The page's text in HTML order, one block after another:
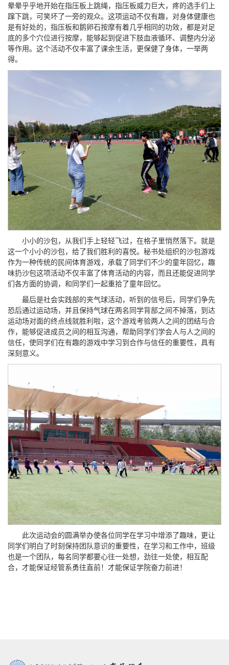
晕晕乎乎地开始在指压板上跳绳，指压板威力巨大，疼的选手们上
蹿下跳，可笑坏了一旁的观众。这项运动不仅有趣，对身体健康也
是有好处的，指压板和鹅卵石按摩有着几乎相同的功效，都是对足
底的多个穴位进行按摩，能够起到促进下肢血液循环、调整内分泌
等作用。这个活动不仅丰富了课余生活，更保健了身体，一举两
得。
小小的沙包，从我们手上轻轻飞过，在格子里悄然落下。就是
这一个小小的沙包，给了我们胜利的喜悦。秘书处组织的沙包游戏
作为一种传统的民间体育游戏，承载了同学们不少的童年回忆，趣
味扔沙包这项活动不仅丰富了体育活动的内容，而且还能促进同学
们各方面的协调，和同学们一起重拾了童年回忆。
最后是社会实践部的夹气球活动，听到的信号后，同学们争先
恐后通过运动场，并且保持气球在两名同学背部之间不掉落，到达
运动场对面的终点线就胜利啦，这个游戏考验两人之间的团结与合
作，能够促进成员之间的相互沟通，帮助同学们学会人与人之间的
信任，使同学们在有趣的游戏中学习到合作与信任的重要性，具有
深刻意义。
此次运动会的圆满举办使各位同学在学习中增添了趣味，更让
同学们明白了时刻保持团队意识的重要性，在学习和工作中，班级
也是一个团队，每名同学都要心往一处想，劲往一处使，相互配
合，才能保证经管系勇往直前！才能保证学院奋力前进！